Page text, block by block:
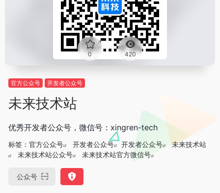
0 420
官方公众号 开发者公众号
未来技术站
优秀开发者公众号，微信号：xingren-tech
标签： 官方公众号 开发者公众号 开发者公众号
未来技术站
未来技术站公众号
未来技术站官方微信号
公众号